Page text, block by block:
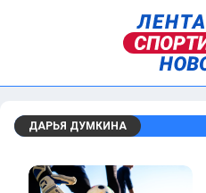
ДАРЬЯ ДУМКИНА